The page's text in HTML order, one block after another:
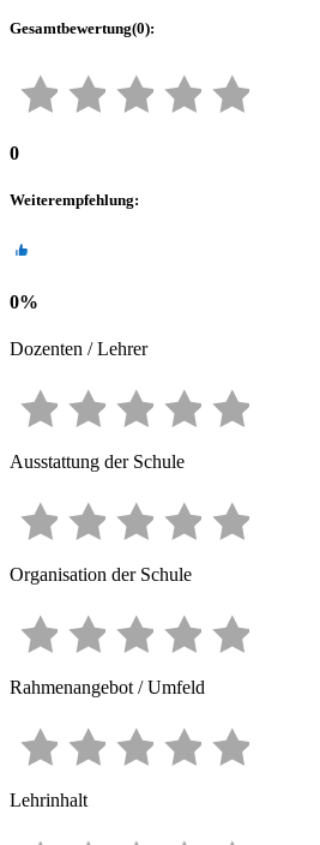
Gesamtbewertung(0):
0
Weiterempfehlung:
0%
Dozenten / Lehrer
Ausstattung der Schule
Organisation der Schule
Rahmenangebot / Umfeld
Lehrinhalt